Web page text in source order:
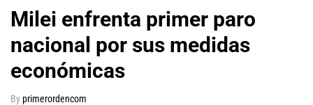
Milei enfrenta primer paro
nacional por sus medidas
económicas
Byprimerordencom